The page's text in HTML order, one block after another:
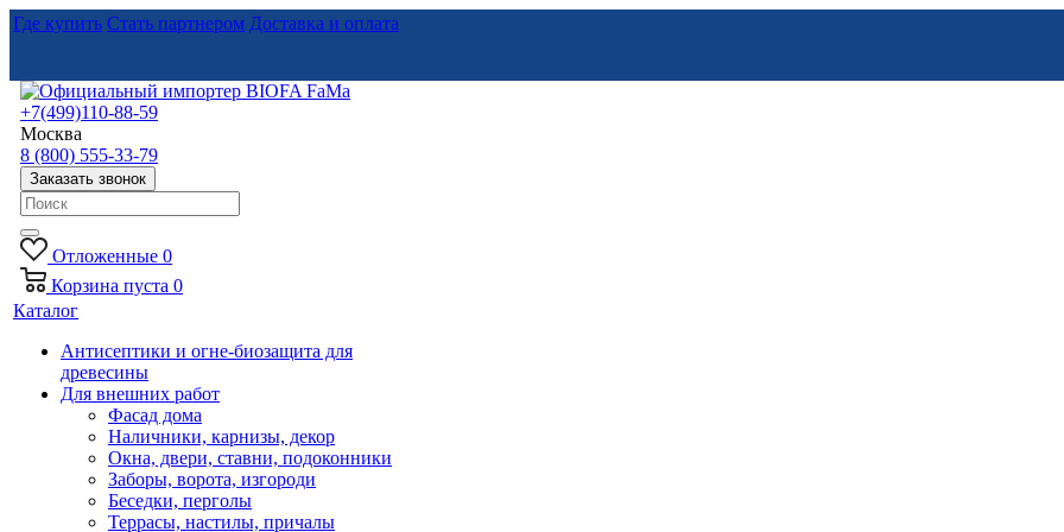
Где купить Стать партнером Доставка и оплата
+7(499)110-88-59
Москва
8 (800) 555-33-79
Заказать звонок
Отложенные 0
Корзина пуста 0
Каталог
Антисептики и огне-биозащита для
древесины
Для внешних работ
Фасад дома
Наличники, карнизы, декор
Окна, двери, ставни, подоконники
Заборы, ворота, изгороди
Беседки, перголы
Террасы, настилы, причалы